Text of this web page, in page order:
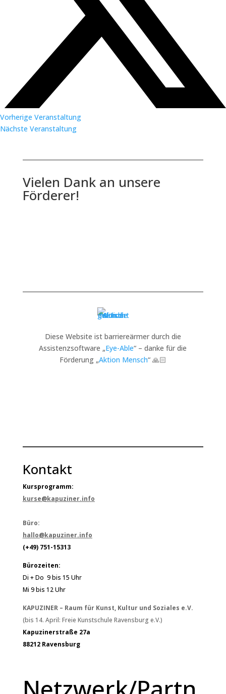
Vorherige Veranstaltung
Nächste Veranstaltung
Vielen Dank an unsere
Förderer!
Diese Website ist barriereärmer durch die
Assistenzsoftware „Eye-Able“ – danke für die
Förderung „Aktion Mensch“ 🙏🏻
Kontakt
Kursprogramm:
kurse@kapuziner.info
Büro:
hallo@kapuziner.info
(+49) 751-15313
Bürozeiten:
Di + Do 9 bis 15 Uhr
Mi 9 bis 12 Uhr
KAPUZINER – Raum für Kunst, Kultur und Soziales e.V.
(bis 14. April: Freie Kunstschule Ravensburg e.V.)
Kapuzinerstraße 27a
88212 Ravensburg